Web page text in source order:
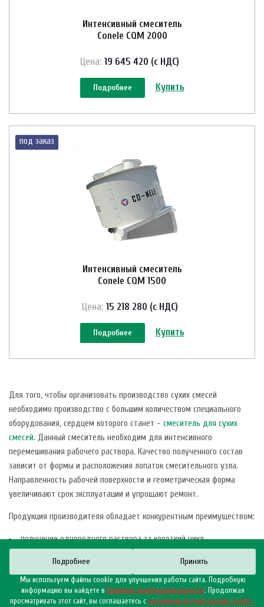
Интенсивный смеситель
Conele CQM 2000
Цена: 19 645 420 (с НДС)
Подробнее Купить
под заказ
Интенсивный смеситель
Conele CQM 1500
Цена: 15 218 280 (с НДС)
Подробнее Купить
Для того, чтобы организовать производство сухих смесей
необходимо производство с большим количеством специального
оборудования, сердцем которого станет - смеситель для сухих
смесей. Данный смеситель необходим для интенсивного
перемешивания рабочего раствора. Качество полученного состав
зависит от формы и расположения лопаток смесительного узла.
Направленность рабочей поверхности и геометрическая форма
увеличивают срок эксплуатации и упрощают ремонт.
Продукция производителя обладает конкурентным преимуществом:
получение однородного раствора за короткий цикл
хороший доступ к узлам агрегата при обслуживании и ремонте;
удобная и быстрая выгрузка готовой смеси;
Подробнее Принять
Мы используем файлы cookie для улучшения работы сайта. Подробную
информацию вы найдете в Политике конфиденциальности. Продолжая
просматривать этот сайт, вы соглашаетесь с условиями использования cookie–